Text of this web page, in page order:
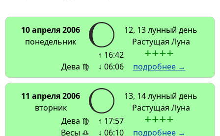
10 апреля 2006
понедельник
12, 13 лунный день
Растущая Луна
Дева ♍
↑ 16:42
↓ 06:06
++++
подробнее →
11 апреля 2006
вторник
13, 14 лунный день
Растущая Луна
Дева ♍
Весы ♎
↑ 17:57
↓ 06:10
++++
подробнее →